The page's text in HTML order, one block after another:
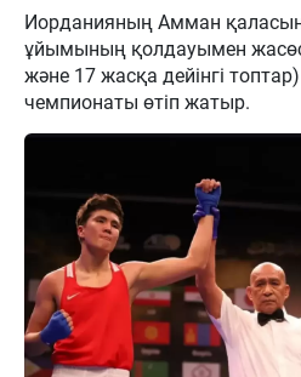
Иорданияның Амман
ұйымының қолдауымен
және 17 жасқа дейінгі
чемпионаты өтіп жатыр.